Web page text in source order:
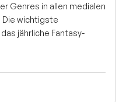
Genres in allen medialen
Die wichtigste
jährliche Fantasy-